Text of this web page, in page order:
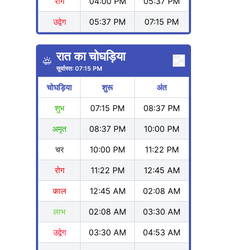
उद्वेग 05:37 PM 07:15 PM
रात का चोघड़िया
सूर्यास्त:07:15 PM
चोघड़िया शुरू अंत
शुभ 07:15 PM 08:37 PM
अमृत 08:37 PM 10:00 PM
चर 10:00 PM 11:22 PM
रोग 11:22 PM 12:45 AM
काल 12:45 AM 02:08 AM
लाभ 02:08 AM 03:30 AM
उद्वेग 03:30 AM 04:53 AM